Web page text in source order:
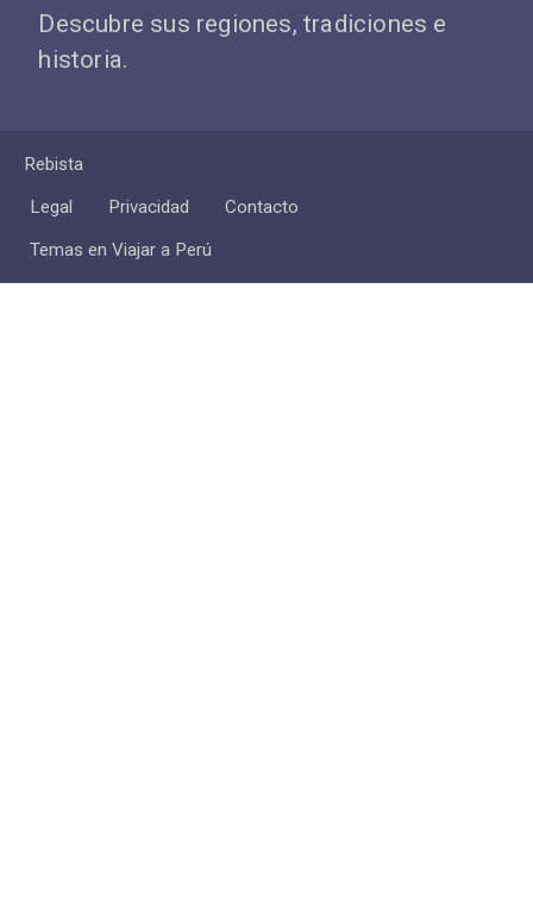
Descubre sus regiones, tradiciones e
historia.
Rebista
Legal
Privacidad
Contacto
Temas en Viajar a Perú